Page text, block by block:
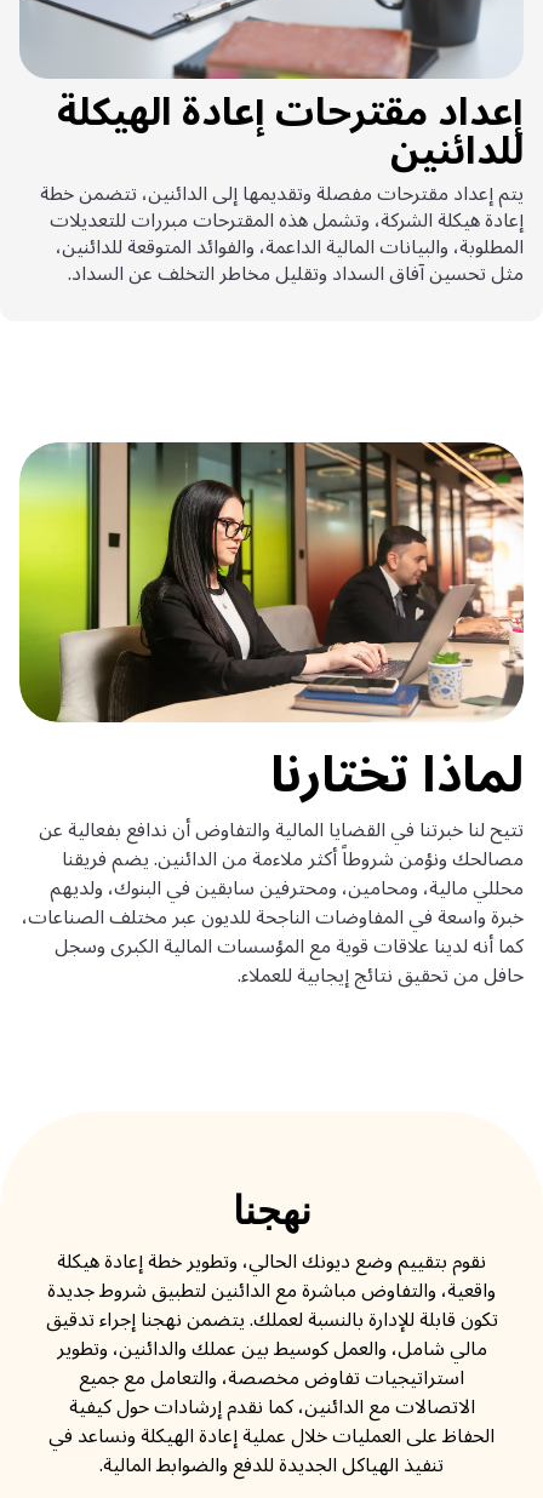
إعداد مقترحات إعادة الهيكلة
للدائنين
يتم إعداد مقترحات مفصلة وتقديمها إلى الدائنين، تتضمن خطة
إعادة هيكلة الشركة، وتشمل هذه المقترحات مبررات للتعديلات
المطلوبة، والبيانات المالية الداعمة، والفوائد المتوقعة للدائنين،
مثل تحسين آفاق السداد وتقليل مخاطر التخلف عن السداد.
لماذا تختارنا
تتيح لنا خبرتنا في القضايا المالية والتفاوض أن ندافع بفعالية عن
مصالحك ونؤمن شروطاً أكثر ملاءمة من الدائنين. يضم فريقنا
محللي مالية، ومحامين، ومحترفين سابقين في البنوك، ولديهم
خبرة واسعة في المفاوضات الناجحة للديون عبر مختلف الصناعات،
كما أنه لدينا علاقات قوية مع المؤسسات المالية الكبرى وسجل
حافل من تحقيق نتائج إيجابية للعملاء.
نهجنا
نقوم بتقييم وضع ديونك الحالي، وتطوير خطة إعادة هيكلة
واقعية، والتفاوض مباشرة مع الدائنين لتطبيق شروط جديدة
تكون قابلة للإدارة بالنسبة لعملك. يتضمن نهجنا إجراء تدقيق
مالي شامل، والعمل كوسيط بين عملك والدائنين، وتطوير
استراتيجيات تفاوض مخصصة، والتعامل مع جميع
الاتصالات مع الدائنين، كما نقدم إرشادات حول كيفية
الحفاظ على العمليات خلال عملية إعادة الهيكلة ونساعد في
تنفيذ الهياكل الجديدة للدفع والضوابط المالية.